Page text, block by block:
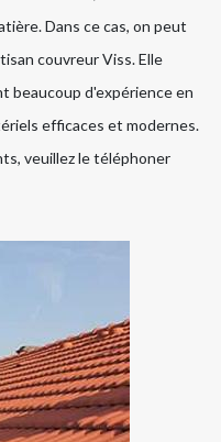
Dans ce cas, on peut
couvreur Viss. Elle
beaucoup d'expérience en
efficaces et modernes.
veuillez le téléphoner